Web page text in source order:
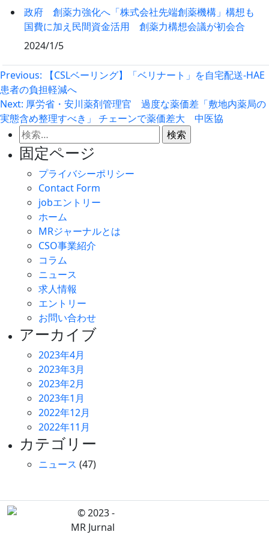
政府 創薬力強化へ「株式会社先端創薬機構」構想も
国費に加え民間資金活用 創薬力構想会議が初会合
2024/1/5
投
稿
ナ
ビ
ゲ
Previous:
【CSLベーリング】「ベリナート」を自宅配送‐HAE
患者の負担軽減へ
Next: 厚労省・安川薬剤管理官 過度な薬価差「敷地内薬局の
実態含め整理すべき」 チェーンで薬価差大 中医協
検
索:
固定ページ
プライバシーポリシー
Contact Form
jobエントリー
ホーム
MRジャーナルとは
CSO事業紹介
コラム
ニュース
求人情報
エントリー
お問い合わせ
アーカイブ
2023年4月
2023年3月
2023年2月
2023年1月
2022年12月
2022年11月
カテゴリー
ニュース (47)
© 2023 -
MR Jurnal